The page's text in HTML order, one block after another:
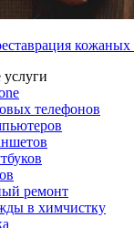
кожаных
телефонов
ремонт
в химчистку